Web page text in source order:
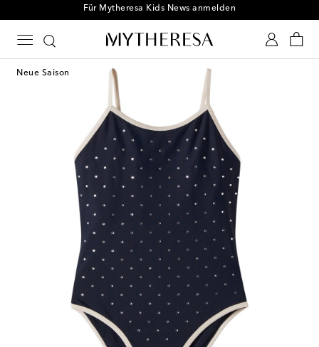
Für Mytheresa Kids News anmelden
Neue Saison